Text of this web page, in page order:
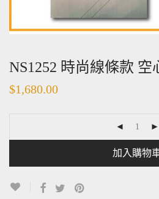
NS1252 時尚線條款 空
$1,680.00
加入購物